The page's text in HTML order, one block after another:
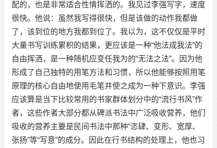
配的，也是非常适合性情挥洒的。我见过李强写字，速度
很快。他说：虽然我写得很快，但是该做的动作我都做
了，该到位的地方我都到位了。我以为，这不仅仅是平时
大量书写训练累积的结果，更应该是一种“他法成我法”的
自由挥洒，是一种随机应变任我为的“无法之法”。因为他
形成了自己独特的用笔方法和习惯，所以他能够按照用笔
原理的核心自由地使用毛笔并使之成为一种下意识。李强
应该算是当下比较常用的书家群体划分中的“流行书风”作
者，这些作者大部分都从碑派书法中广泛吸收营养，他们
吸收的营养主要是民间书法中那种“恣肆、变形、宽厚、
张扬”等“写意”的成分。因此在行书结构的处理上，他也习